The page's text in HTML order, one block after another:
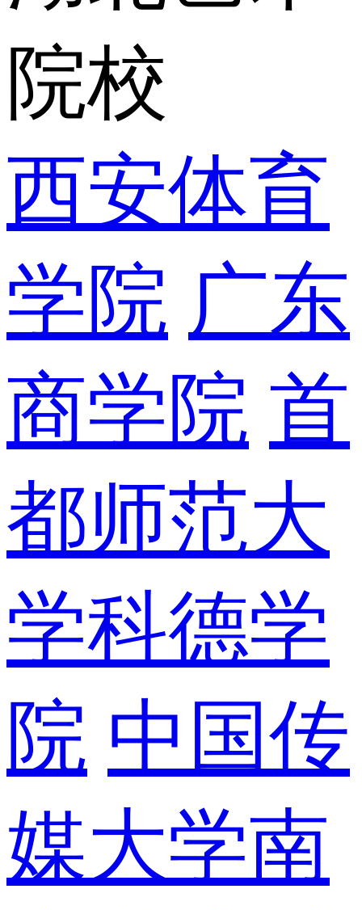
院校
西安体育
学院 广东
商学院 首
都师范大
学科德学
院 中国传
媒大学南